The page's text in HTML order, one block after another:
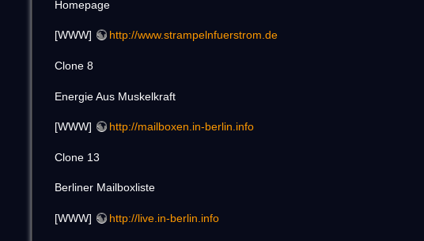
Homepage
[WWW] http://www.strampelnfuerstrom.de
Clone 8
Energie Aus Muskelkraft
[WWW] http://mailboxen.in-berlin.info
Clone 13
Berliner Mailboxliste
[WWW] http://live.in-berlin.info